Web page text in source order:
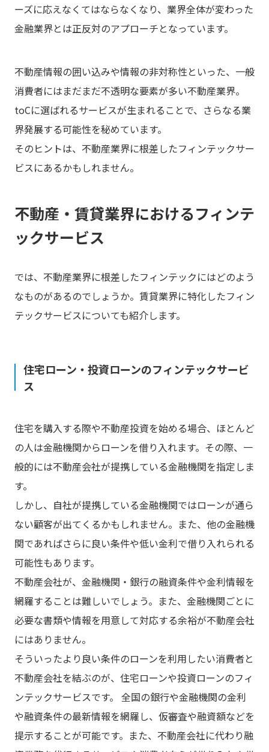
ーズに応えなくてはならなくなり、業界全体が変わった
金融業界とは正反対のアプローチとなっています。
不動産情報の囲い込みや情報の非対称性といった、一般
消費者にはまだまだ不透明な要素が多い不動産業界。
toCに選ばれるサービスが生まれることで、さらなる業
界発展する可能性を秘めています。
そのヒントは、不動産業界に根差したフィンテックサー
ビスにあるかもしれません。
不動産・賃貸業界におけるフィンテ
ックサービス
では、不動産業界に根差したフィンテックにはどのよう
なものがあるのでしょうか。賃貸業界に特化したフィン
テックサービスについても紹介します。
住宅ローン・投資ローンのフィンテックサービ
ス
住宅を購入する際や不動産投資を始める場合、ほとんど
の人は金融機関からローンを借り入れます。その際、一
般的には不動産会社が提携している金融機関を指定しま
す。
しかし、自社が提携している金融機関ではローンが通ら
ない顧客が出てくるかもしれません。また、他の金融機
関であればさらに良い条件や低い金利で借り入れられる
可能性もあります。
不動産会社が、金融機関・銀行の融資条件や金利情報を
網羅することは難しいでしょう。また、金融機関ごとに
必要な書類や情報を用意して対応する余裕が不動産会社
にはありません。
そういったより良い条件のローンを利用したい消費者と
不動産会社を結ぶのが、住宅ローンや投資ローンのフィ
ンテックサービスです。 全国の銀行や金融機関の金利
や融資条件の最新情報を網羅し、仮審査や融資額などを
提示することが可能です。また、不動産会社に代わり融